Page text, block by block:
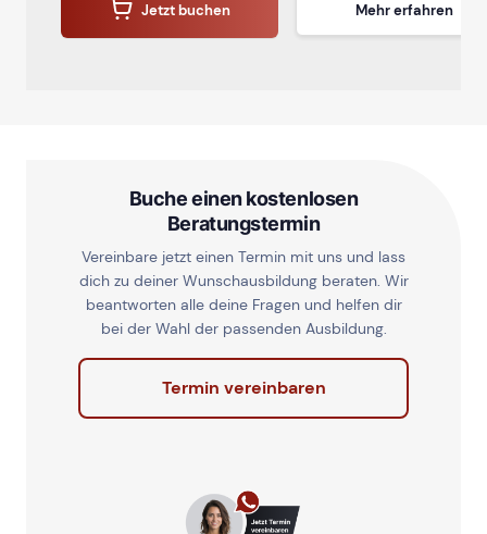
Jetzt buchen Mehr erfahren
Buche einen kostenlosen
Beratungstermin
Vereinbare jetzt einen Termin mit uns und lass
dich zu deiner Wunschausbildung beraten. Wir
beantworten alle deine Fragen und helfen dir
bei der Wahl der passenden Ausbildung.
Termin vereinbaren